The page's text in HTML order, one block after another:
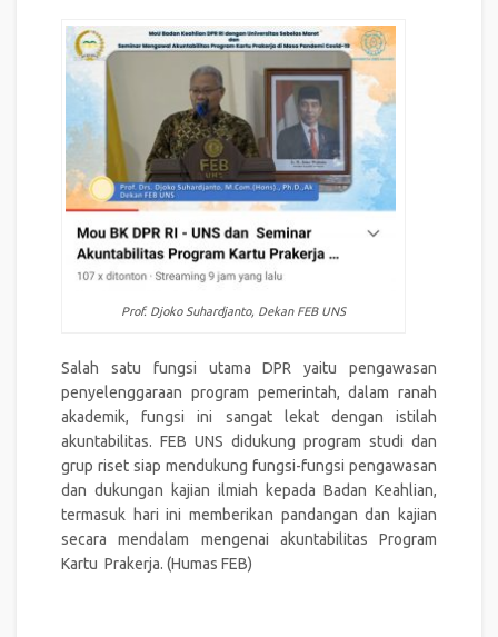
Prof. Djoko Suhardjanto, Dekan FEB UNS
Salah satu fungsi utama DPR yaitu pengawasan
penyelenggaraan program pemerintah, dalam ranah
akademik, fungsi ini sangat lekat dengan istilah
akuntabilitas. FEB UNS didukung program studi dan
grup riset siap mendukung fungsi-fungsi pengawasan
dan dukungan kajian ilmiah kepada Badan Keahlian,
termasuk hari ini memberikan pandangan dan kajian
secara mendalam mengenai akuntabilitas Program
Kartu Prakerja. (Humas FEB)